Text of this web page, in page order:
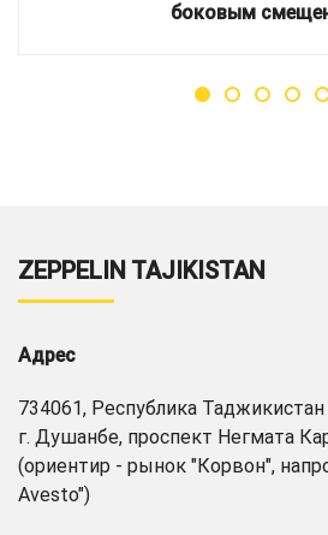
боковым
ZEPPELIN TAJIKISTAN
Адрес
734061, Республика Таджикистан
г. Душанбе, проспект Негмата
(ориентир - рынок "Корвон",
Avesto")